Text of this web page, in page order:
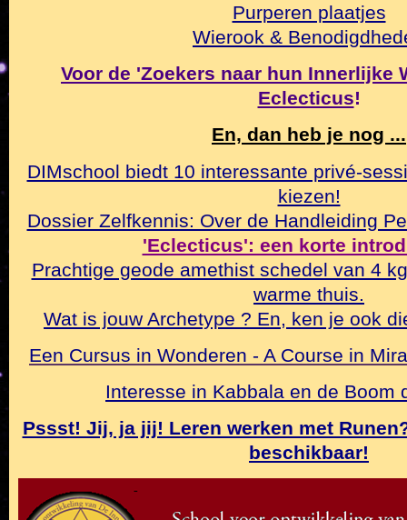
Purperen plaatjes
Wierook &
Voor de 'Zoekers naar hun Innerlijke
Eclecticus!
En, dan heb je nog ...
DIMschool biedt 10 interessante privé-
kiezen!
Dossier Zelfkennis: Over de Handleiding
'Eclecticus': een korte
Prachtige geode amethist schedel van 4
warme thuis.
Wat is jouw Archetype ? En, ken je ook
Een Cursus in Wonderen - A Course in
Interesse in Kabbala en de Boom
Pssst! Jij, ja jij! Leren werken met
beschikbaar!